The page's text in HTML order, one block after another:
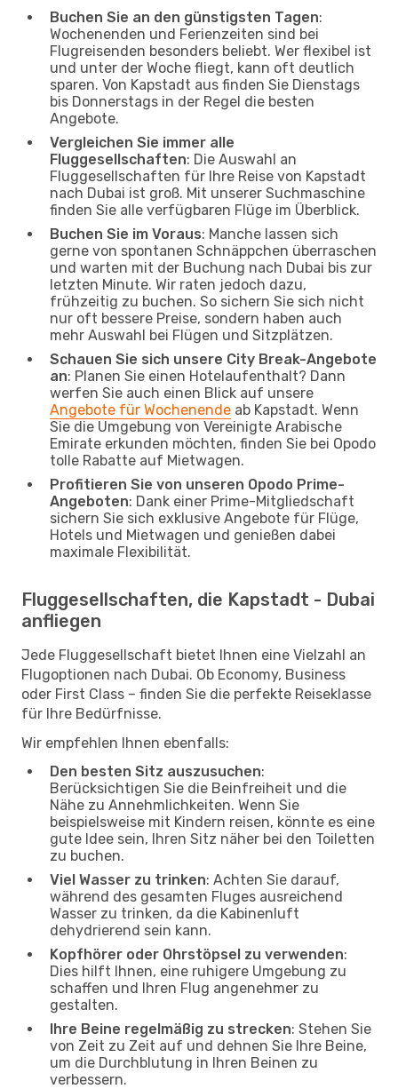
Buchen Sie an den günstigsten Tagen:
Wochenenden und Ferienzeiten sind bei
Flugreisenden besonders beliebt. Wer flexibel ist
und unter der Woche fliegt, kann oft deutlich
sparen. Von Kapstadt aus finden Sie Dienstags
bis Donnerstags in der Regel die besten
Angebote.
Vergleichen Sie immer alle
Fluggesellschaften: Die Auswahl an
Fluggesellschaften für Ihre Reise von Kapstadt
nach Dubai ist groß. Mit unserer Suchmaschine
finden Sie alle verfügbaren Flüge im Überblick.
Buchen Sie im Voraus: Manche lassen sich
gerne von spontanen Schnäppchen überraschen
und warten mit der Buchung nach Dubai bis zur
letzten Minute. Wir raten jedoch dazu,
frühzeitig zu buchen. So sichern Sie sich nicht
nur oft bessere Preise, sondern haben auch
mehr Auswahl bei Flügen und Sitzplätzen.
Schauen Sie sich unsere City Break-Angebote
an: Planen Sie einen Hotelaufenthalt? Dann
werfen Sie auch einen Blick auf unsere
Angebote für Wochenende ab Kapstadt. Wenn
Sie die Umgebung von Vereinigte Arabische
Emirate erkunden möchten, finden Sie bei Opodo
tolle Rabatte auf Mietwagen.
Profitieren Sie von unseren Opodo Prime-
Angeboten: Dank einer Prime-Mitgliedschaft
sichern Sie sich exklusive Angebote für Flüge,
Hotels und Mietwagen und genießen dabei
maximale Flexibilität.
Fluggesellschaften, die Kapstadt - Dubai
anfliegen
Jede Fluggesellschaft bietet Ihnen eine Vielzahl an
Flugoptionen nach Dubai. Ob Economy, Business
oder First Class – finden Sie die perfekte Reiseklasse
für Ihre Bedürfnisse.
Wir empfehlen Ihnen ebenfalls:
Den besten Sitz auszusuchen:
Berücksichtigen Sie die Beinfreiheit und die
Nähe zu Annehmlichkeiten. Wenn Sie
beispielsweise mit Kindern reisen, könnte es eine
gute Idee sein, Ihren Sitz näher bei den Toiletten
zu buchen.
Viel Wasser zu trinken: Achten Sie darauf,
während des gesamten Fluges ausreichend
Wasser zu trinken, da die Kabinenluft
dehydrierend sein kann.
Kopfhörer oder Ohrstöpsel zu verwenden:
Dies hilft Ihnen, eine ruhigere Umgebung zu
schaffen und Ihren Flug angenehmer zu
gestalten.
Ihre Beine regelmäßig zu strecken: Stehen Sie
von Zeit zu Zeit auf und dehnen Sie Ihre Beine,
um die Durchblutung in Ihren Beinen zu
verbessern.